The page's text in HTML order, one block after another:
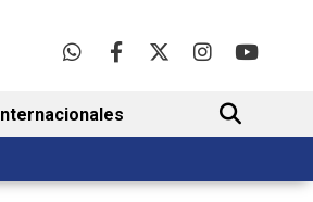
Internacionales
BUSCAR